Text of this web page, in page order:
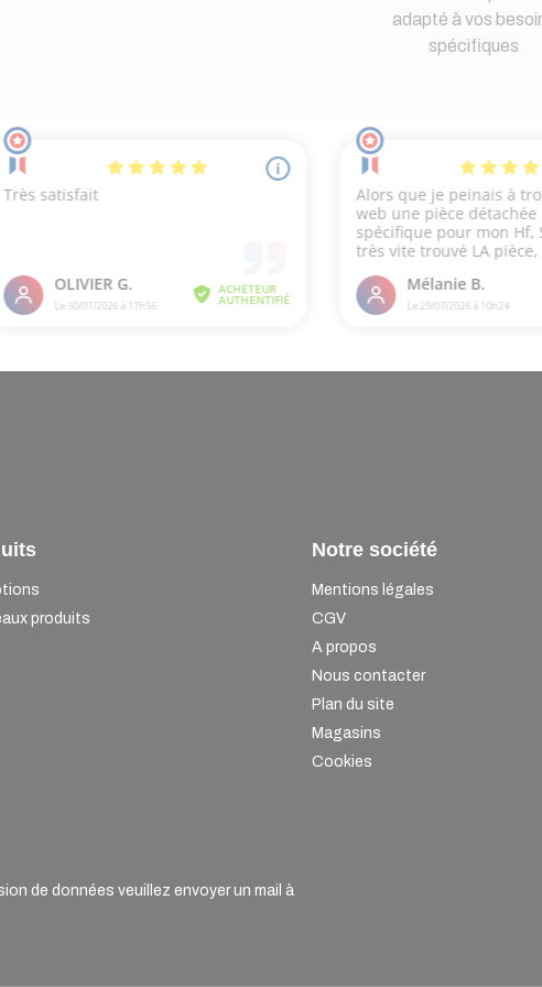
adapté à vos
spécifiques
produits
Notre société
Mentions légales
CGV
A propos
Nous contacter
Plan du site
Magasins
Cookies
de données veuillez envoyer un mail à